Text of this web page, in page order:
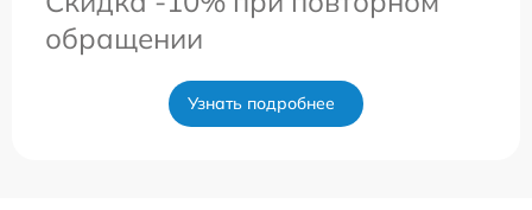
обращении
Узнать подробнее